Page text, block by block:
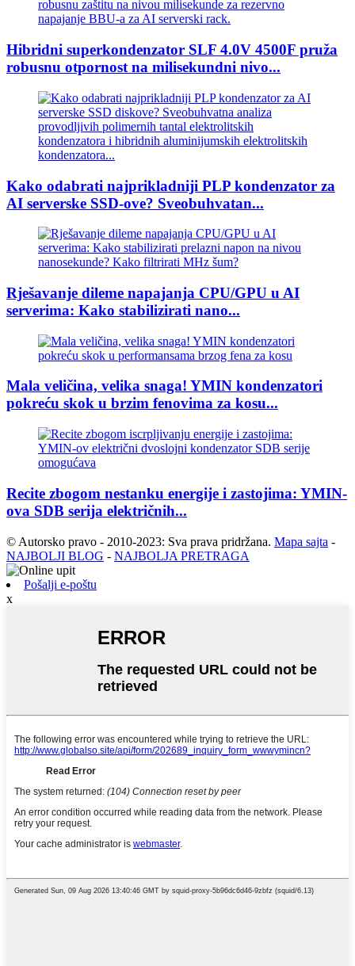
Hibridni superkondenzator SLF 4.0V 4500F pruža
robusnu otpornost na milisekundni nivo...
Kako odabrati najprikladniji PLP kondenzator za
AI serverske SSD-ove? Sveobuhvatan...
Rješavanje dileme napajanja CPU/GPU u AI
serverima: Kako stabilizirati nano...
Mala veličina, velika snaga! YMIN kondenzatori
pokreću skok u brzim fenovima za kosu...
Recite zbogom nestanku energije i zastojima: YMIN-
ova SDB serija električnih...
© Autorsko pravo - 2010-2023: Sva prava pridržana. Mapa sajta -
NAJBOLJI BLOG - NAJBOLJA PRETRAGA
Pošalji e-poštu
x